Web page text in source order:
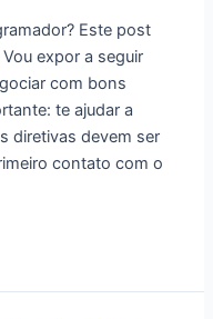
Este post
expor a seguir
com bons
te ajudar a
diretivas devem ser
contato com o